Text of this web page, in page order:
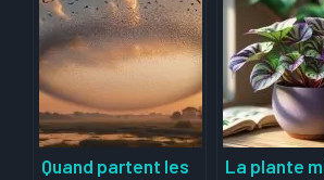
Quand partent les
La plante